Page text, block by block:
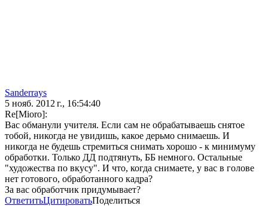
Sanderrays
5 нояб. 2012 г., 16:54:40
Re[Mioro]:
Вас обманули учителя. Если сам не обрабатываешь снятое
тобой, никогда не увидишь, какое дерьмо снимаешь. И
никогда не будешь стремиться снимать хорошо - к минимуму
обработки. Только ДД подтянуть, ББ немного. Остальные
"художества по вкусу". И что, когда снимаете, у вас в голове
нет готового, обработанного кадра?
За вас обработчик придумывает?
ОтветитьЦитироватьПоделиться